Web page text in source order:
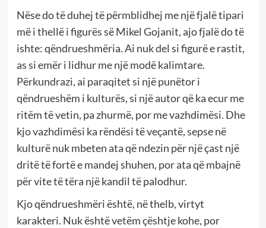
Nëse do të duhej të përmblidhej me një fjalë tipari
më i thellë i figurës së Mikel Gojanit, ajo fjalë do të
ishte: qëndrueshmëria. Ai nuk del si figurë e rastit,
as si emër i lidhur me një modë kalimtare.
Përkundrazi, ai paraqitet si një punëtor i
qëndrueshëm i kulturës, si një autor që ka ecur me
ritëm të vetin, pa zhurmë, por me vazhdimësi. Dhe
kjo vazhdimësi ka rëndësi të veçantë, sepse në
kulturë nuk mbeten ata që ndezin për një çast një
dritë të fortë e mandej shuhen, por ata që mbajnë
për vite të tëra një kandil të palodhur.
Kjo qëndrueshmëri është, në thelb, virtyt
karakteri. Nuk është vetëm çështje kohe, por